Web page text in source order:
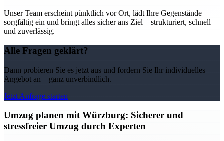
Unser Team erscheint pünktlich vor Ort, lädt Ihre Gegenstände
sorgfältig ein und bringt alles sicher ans Ziel – strukturiert, schnell
und zuverlässig.
Alle Fragen geklärt?
Dann probieren Sie es jetzt aus und fordern Sie Ihr individuelles
Angebot an – ganz unverbindlich.
Jetzt Anfrage starten
Umzug planen mit Würzburg: Sicherer und
stressfreier Umzug durch Experten